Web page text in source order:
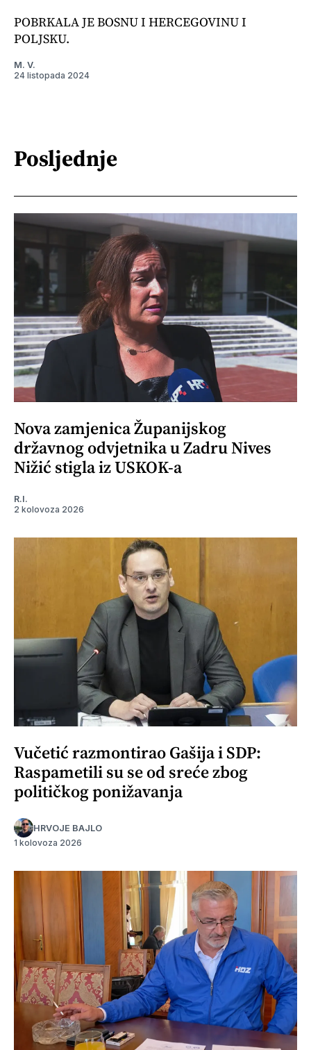
POBRKALA JE BOSNU I HERCEGOVINU I
POLJSKU.
M. V.
24 listopada 2024
Posljednje
Nova zamjenica Županijskog
državnog odvjetnika u Zadru Nives
Nižić stigla iz USKOK-a
R.I.
2 kolovoza 2026
Vučetić razmontirao Gašija i SDP:
Raspametili su se od sreće zbog
političkog ponižavanja
HRVOJE BAJLO
1 kolovoza 2026